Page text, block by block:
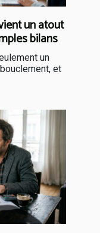
un atout
bilans
un
et